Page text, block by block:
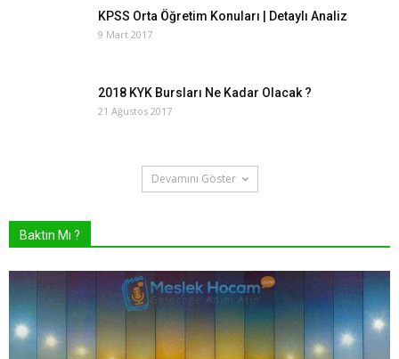
KPSS Orta Öğretim Konuları | Detaylı Analiz
9 Mart 2017
2018 KYK Bursları Ne Kadar Olacak ?
21 Ağustos 2017
Devamını Göster
Baktın Mı ?